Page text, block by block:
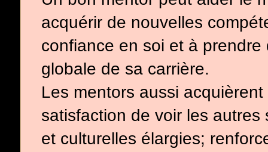
acquérir de nouvelles
confiance en soi et à
globale de sa carrière.
Les mentors aussi
satisfaction de voir les
et culturelles élargies;